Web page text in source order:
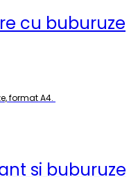
cu buburuze
format A4.
si buburuze